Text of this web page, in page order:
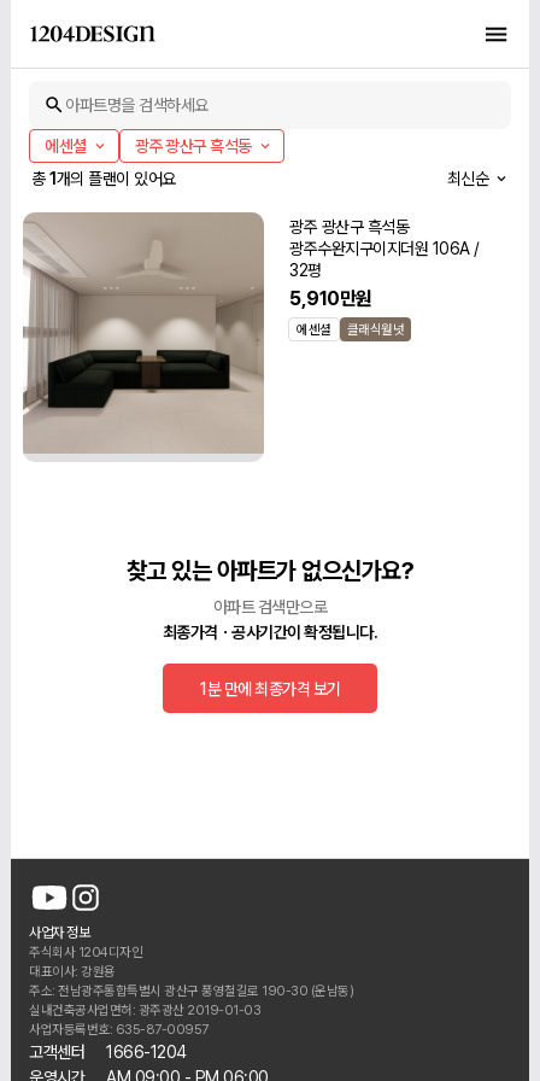
아파트명을 검색하세요
에센셜
광주 광산구 흑석동
총1개의 플랜이 있어요 최신순
에센셜 클래식월넛
광주 광산구 흑석동
광주수완지구이지더원 106A /
32평
5,910만원
찾고 있는 아파트가 없으신가요?
아파트 검색만으로
최종가격ㆍ공사기간이 확정됩니다.
1분 만에 최종가격 보기
사업자 정보
주식회사 1204디자인
대표이사: 강원용
주소: 전남광주통합특별시 광산구 풍영철길로 190-30 (운남동)
실내건축공사업면허: 광주광산 2019-01-03
사업자등록번호: 635-87-00957
고객센터
1666-1204